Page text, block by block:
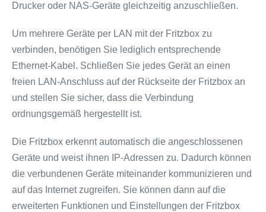
Drucker oder NAS-Geräte gleichzeitig anzuschließen.
Um mehrere Geräte per LAN mit der Fritzbox zu
verbinden, benötigen Sie lediglich entsprechende
Ethernet-Kabel. Schließen Sie jedes Gerät an einen
freien LAN-Anschluss auf der Rückseite der Fritzbox an
und stellen Sie sicher, dass die Verbindung
ordnungsgemäß hergestellt ist.
Die Fritzbox erkennt automatisch die angeschlossenen
Geräte und weist ihnen IP-Adressen zu. Dadurch können
die verbundenen Geräte miteinander kommunizieren und
auf das Internet zugreifen. Sie können dann auf die
erweiterten Funktionen und Einstellungen der Fritzbox